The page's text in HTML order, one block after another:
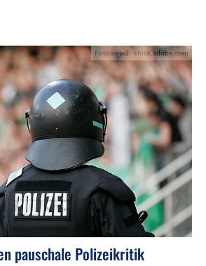
Foto:seite3 - stock.adobe.com
pauschale Polizeikritik